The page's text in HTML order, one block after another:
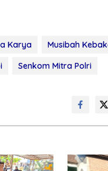
Karya
Musibah
Senkom Mitra Polri